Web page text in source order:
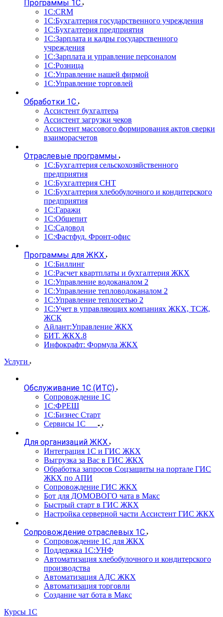
Программы 1С
1С:CRM
1С:Бухгалтерия государственного учреждения
1С:Бухгалтерия предприятия
1С:Зарплата и кадры государственного
учреждения
1С:Зарплата и управление персоналом
1С:Розница
1С:Управление нашей фирмой
1С:Управление торговлей
Обработки 1С
Ассистент бухгалтера
Ассистент загрузки чеков
Ассистент массового формирования актов сверки
взаиморасчетов
Отраслевые программы
1С:Бухгалтерия сельскохозяйственного
предприятия
1С:Бухгалтерия СНТ
1С:Бухгалтерия хлебобулочного и кондитерского
предприятия
1С:Гаражи
1С:Общепит
1С:Садовод
1С:Фастфуд. Фронт-офис
Программы для ЖКХ
1С:Биллинг
1С:Расчет квартплаты и бухгалтерия ЖКХ
1С:Управление водоканалом 2
1С:Управление тепловодоканалом 2
1С:Управление теплосетью 2
1С:Учет в управляющих компаниях ЖКХ, ТСЖ,
ЖСК
Айлант:Управление ЖКХ
БИТ. ЖКХ.8
Инфокрафт: Формула ЖКХ
Услуги
Обслуживание 1С (ИТС)
Сопровождение 1С
1С:ФРЕШ
1С:Бизнес Старт
Сервисы 1С
Для организаций ЖКХ
Интеграция 1С и ГИС ЖКХ
Выгрузка за Вас в ГИС ЖКХ
Обработка запросов Соцзащиты на портале ГИС
ЖКХ по АПИ
Сопровождение ГИС ЖКХ
Бот для ДОМОВОГО чата в Макс
Быстрый старт в ГИС ЖКХ
Настройка серверной части Ассистент ГИС ЖКХ
Сопровождение отраслевых 1С
Сопровождение 1С для ЖКХ
Поддержка 1С:УНФ
Автоматизация хлебобулочного и кондитерского
производства
Автоматизация АДС ЖКХ
Автоматизация торговли
Создание чат бота в Макс
Курсы 1С